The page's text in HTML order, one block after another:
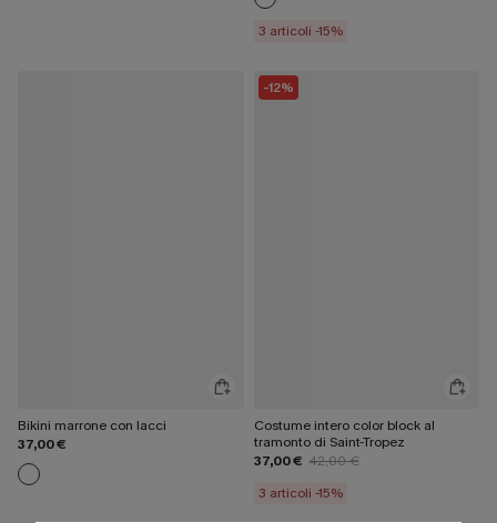
3 articoli -15%
Bikini marrone con lacci
37,00 €
-12%
Costume intero color block al
tramonto di Saint-Tropez
37,00 € 42,00 €
3 articoli -15%